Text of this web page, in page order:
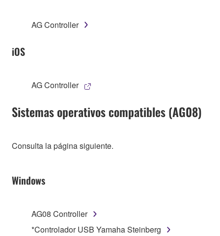
AG Controller
iOS
AG Controller
Sistemas operativos compatibles (AG08)
Consulta la página siguiente.
Windows
AG08 Controller
*Controlador USB Yamaha Steinberg